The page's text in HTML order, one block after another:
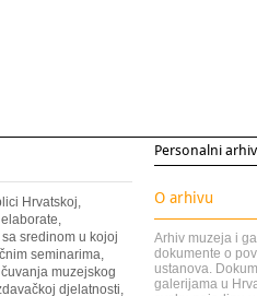
Hrvatskoj,
sredinom u kojoj
seminarima,
muzejskog
djelatnosti,
Personalni
O arhivu
Arhiv muzeja i
dokumente o
ustanova.
galerijama u